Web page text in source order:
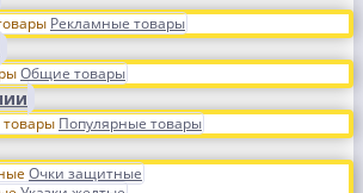
Рекламные товары
Общие товары
Популярные товары
Очки защитные